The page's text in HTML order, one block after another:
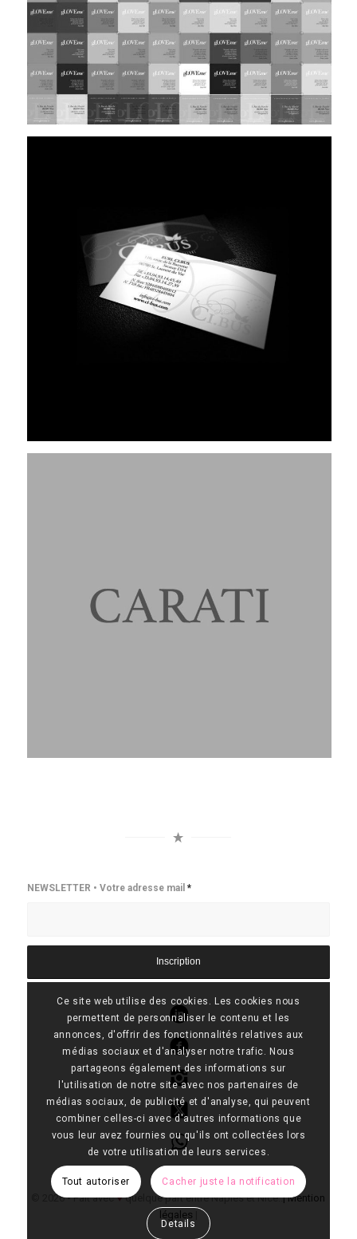
Linkedin
Facebook
Instagram
X-Twitter
Whatsapp
quelque part entre Naples et Nice..
Ce site web utilise des cookies. Les cookies nous
permettent de personnaliser le contenu et les
annonces, d'offrir des fonctionnalités relatives aux
médias sociaux et d'analyser notre trafic. Nous
partageons également des informations sur
l'utilisation de notre site avec nos partenaires de
médias sociaux, de publicité et d'analyse, qui peuvent
combiner celles-ci avec d'autres informations que
vous leur avez fournies ou qu'ils ont collectées lors
de votre utilisation de leurs services.
Tout autoriser Cacher juste la notification
Details